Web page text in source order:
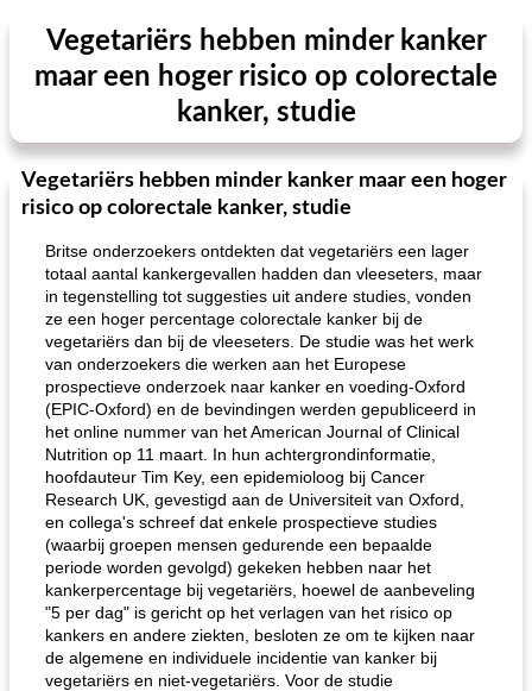
Vegetariërs hebben minder kanker
maar een hoger risico op colorectale
kanker, studie
Vegetariërs hebben minder kanker maar een hoger
risico op colorectale kanker, studie
Britse onderzoekers ontdekten dat vegetariërs een lager
totaal aantal kankergevallen hadden dan vleeseters, maar
in tegenstelling tot suggesties uit andere studies, vonden
ze een hoger percentage colorectale kanker bij de
vegetariërs dan bij de vleeseters. De studie was het werk
van onderzoekers die werken aan het Europese
prospectieve onderzoek naar kanker en voeding-Oxford
(EPIC-Oxford) en de bevindingen werden gepubliceerd in
het online nummer van het American Journal of Clinical
Nutrition op 11 maart. In hun achtergrondinformatie,
hoofdauteur Tim Key, een epidemioloog bij Cancer
Research UK, gevestigd aan de Universiteit van Oxford,
en collega's schreef dat enkele prospectieve studies
(waarbij groepen mensen gedurende een bepaalde
periode worden gevolgd) gekeken hebben naar het
kankerpercentage bij vegetariërs, hoewel de aanbeveling
"5 per dag" is gericht op het verlagen van het risico op
kankers en andere ziekten, besloten ze om te kijken naar
de algemene en individuele incidentie van kanker bij
vegetariërs en niet-vegetariërs. Voor de studie